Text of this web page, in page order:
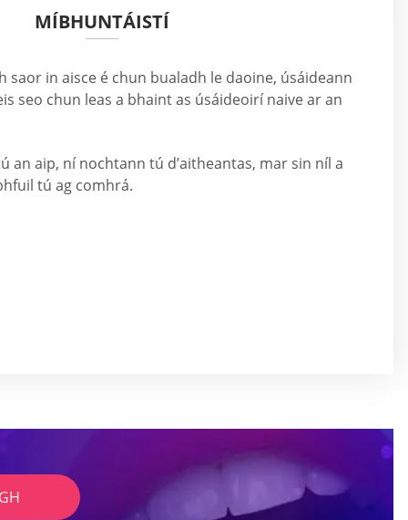
MÍBHUNTÁISTÍ
saor in aisce é chun bualadh le daoine, úsáideann
seo chun leas a bhaint as úsáideoirí naive ar an
an aip, ní nochtann tú d’aitheantas, mar sin níl a
tú ag comhrá.